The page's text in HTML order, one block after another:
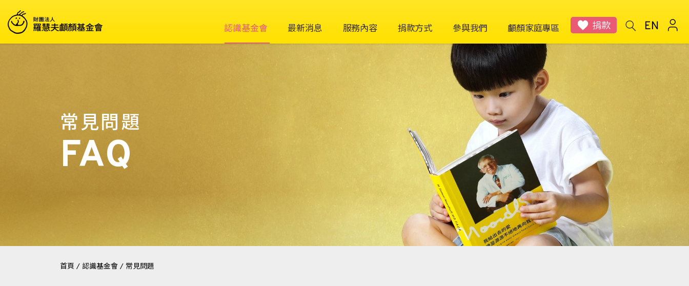
認識基金會 最新消息 服務內容 捐款方式 參與我們 顱顏家庭專區 捐款
常見問題
FAQ
首頁 / 認識基金會 / 常見問題